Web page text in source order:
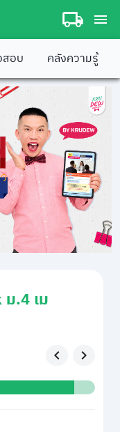
อบ คลังความรู้
.4 เม